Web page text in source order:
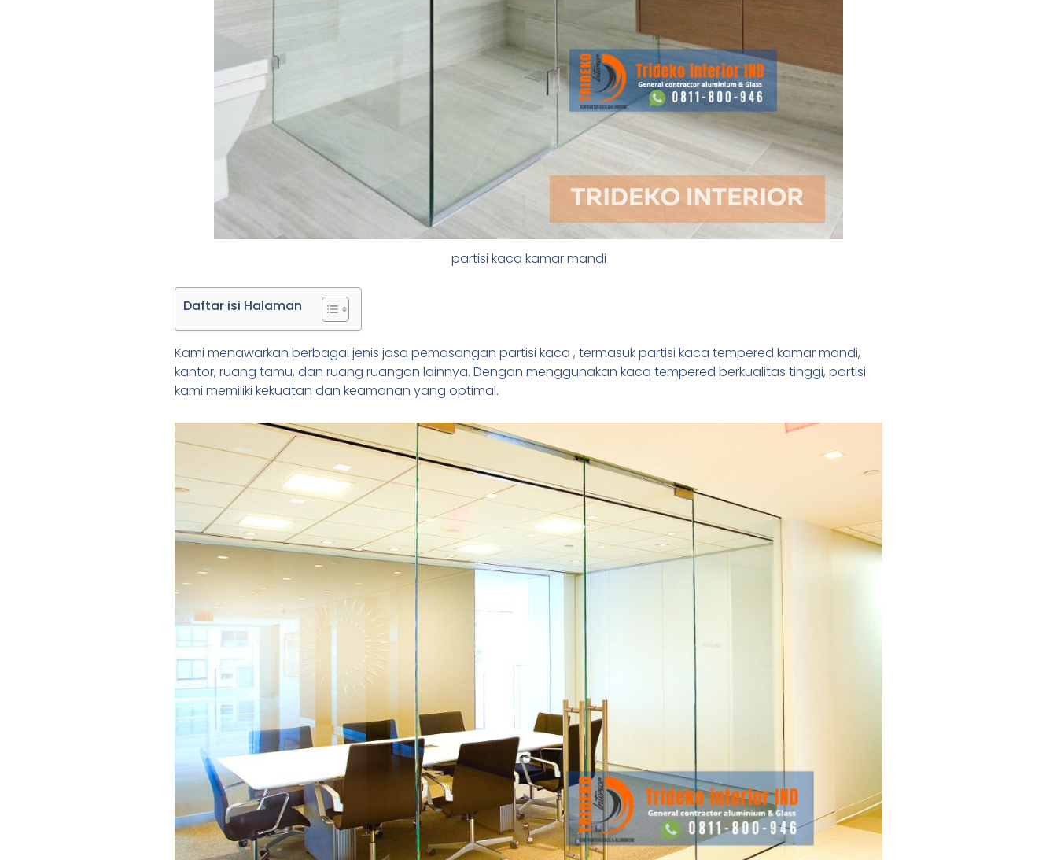
partisi kaca kamar mandi
Daftar isi Halaman
Kami menawarkan berbagai jenis jasa pemasangan partisi kaca , termasuk partisi kaca tempered kamar mandi,
kantor, ruang tamu, dan ruang ruangan lainnya. Dengan menggunakan kaca tempered berkualitas tinggi, partisi
kami memiliki kekuatan dan keamanan yang optimal.